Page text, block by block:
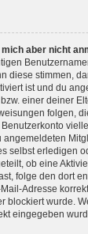
aber nicht
diese stimmen,
ist und du
einer deiner
folgen,
selbst erledigen
ob eine
folge den dort
Adresse
blockiert wurde.
eingegeben